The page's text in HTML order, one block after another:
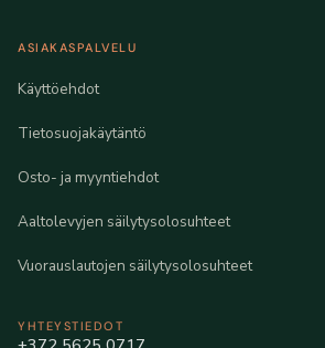
ASIAKASPALVELU
Käyttöehdot
Tietosuojakäytäntö
Osto- ja myyntiehdot
Aaltolevyjen säilytysolosuhteet
Vuorauslautojen säilytysolosuhteet
YHTEYSTIEDOT